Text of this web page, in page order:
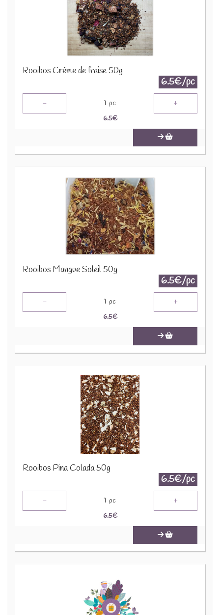
Rooibos Crème de fraise 50g
6.5€/pc
- 1 pc +
6.5€
Rooibos Mangue Soleil 50g
6.5€/pc
- 1 pc +
6.5€
Rooibos Pina Colada 50g
6.5€/pc
- 1 pc +
6.5€